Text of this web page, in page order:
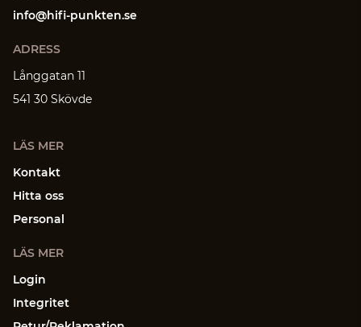
info@hifi-punkten.se
ADRESS
Långgatan 11
541 30 Skövde
LÄS MER
Kontakt
Hitta oss
Personal
LÄS MER
Login
Integritet